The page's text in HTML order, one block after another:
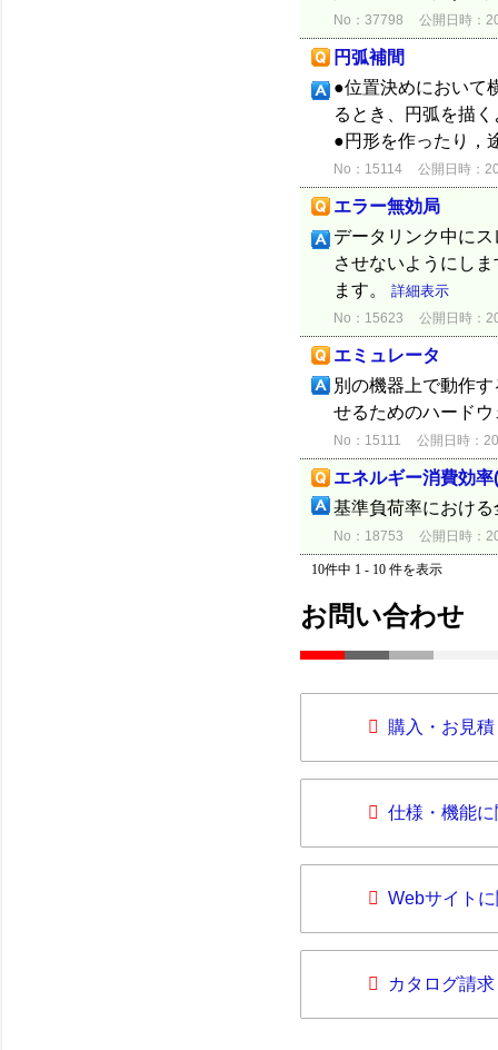
No：37798 公開日時：
円弧補間
●位置決めにおいて
るとき、円弧を描
●円形を作ったり，
No：15114 公開日時：
エラー無効局
データリンク中に
させないようにし
ます。 詳細表示
No：15623 公開日時：
エミュレータ
別の機器上で動作
せるためのハード
No：15111 公開日時：
エネルギー消費効率
基準負荷率におけ
No：18753 公開日時：
10件中 1 - 10 件を表示
お問い合わせ
購入・お見
仕様・機能
Webサイト
カタログ請求